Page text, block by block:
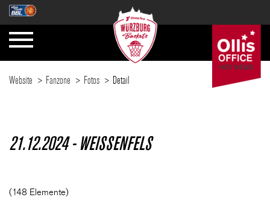
SAISON
Website Fanzone Fotos Detail
21.12.2024 - WEISSENFELS
(148 Elemente)